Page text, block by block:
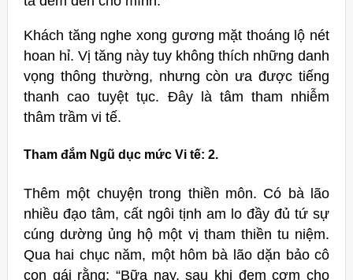
Khách tăng nghe xong gương mặt thoáng lộ nét
hoan hỉ. Vị tăng này tuy không thích những danh
vọng thông thường, nhưng còn ưa được tiếng
thanh cao tuyệt tục. Đây là tâm tham nhiễm
thâm trầm vi tế.
Tham đắm Ngũ dục mức Vi tế: 2.
Thêm một chuyện trong thiền môn. Có bà lão
nhiều đạo tâm, cất ngôi tịnh am lo đầy đủ tứ sự
cúng dường ủng hộ một vị tham thiền tu niệm.
Qua hai chục năm, một hôm bà lão dặn bảo cô
con gái rằng: “Bữa nay, sau khi đem cơm cho